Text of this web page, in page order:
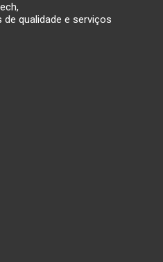
qualidade e serviços